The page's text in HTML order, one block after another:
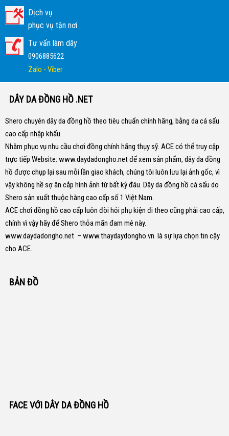
Dịch vụ
phục vụ tận nơi
Tư vấn làm dây
0906885622
Zalo - Viber
DÂY DA ĐỒNG HỒ .NET
Shero chuyên dây da đồng hồ theo tiêu chuẩn chính hãng, bằng da cá sấu
cao cấp nhập khẩu.
Nhằm phục vụ nhu cầu chơi đồng chính hãng thụy sỹ. ACE có thể truy cập
trực tiếp Website: www.daydadongho.netđể xem sản phẩm, dây da đồng
hồ được chụp lại sau mỗi lần giao khách, chúng tôi luôn lưu lại ảnh gốc, vì
vậy không hề sợ ăn cắp hình ảnh từ bất kỳ đâu. Dây da đồng hồ cá sấu do
Shero sản xuất thuộc hàng cao cấp số 1 Việt Nam.
ACE chơi đồng hồ cao cấp luôn đòi hỏi phụ kiện đi theo cũng phải cao cấp,
chính vì vậy hãy để Shero thỏa mãn đam mê này.
www.daydadongho.net – www.thaydaydongho.vn là sự lựa chọn tin cậy
cho ACE.
BẢN ĐỒ
FACE VỚI DÂY DA ĐỒNG HỒ